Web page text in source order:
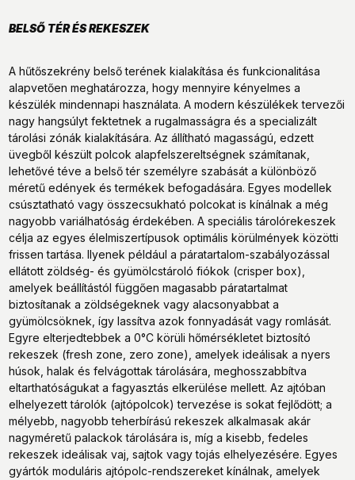
BELSŐ TÉR ÉS REKESZEK
A hűtőszekrény belső terének kialakítása és funkcionalitása
alapvetően meghatározza, hogy mennyire kényelmes a
készülék mindennapi használata. A modern készülékek tervezői
nagy hangsúlyt fektetnek a rugalmasságra és a specializált
tárolási zónák kialakítására. Az állítható magasságú, edzett
üvegből készült polcok alapfelszereltségnek számítanak,
lehetővé téve a belső tér személyre szabását a különböző
méretű edények és termékek befogadására. Egyes modellek
csúsztatható vagy összecsukható polcokat is kínálnak a még
nagyobb variálhatóság érdekében. A speciális tárolórekeszek
célja az egyes élelmiszertípusok optimális körülmények közötti
frissen tartása. Ilyenek például a páratartalom-szabályozással
ellátott zöldség- és gyümölcstároló fiókok (crisper box),
amelyek beállítástól függően magasabb páratartalmat
biztosítanak a zöldségeknek vagy alacsonyabbat a
gyümölcsöknek, így lassítva azok fonnyadását vagy romlását.
Egyre elterjedtebbek a 0°C körüli hőmérsékletet biztosító
rekeszek (fresh zone, zero zone), amelyek ideálisak a nyers
húsok, halak és felvágottak tárolására, meghosszabbítva
eltarthatóságukat a fagyasztás elkerülése mellett. Az ajtóban
elhelyezett tárolók (ajtópolcok) tervezése is sokat fejlődött; a
mélyebb, nagyobb teherbírású rekeszek alkalmasak akár
nagyméretű palackok tárolására is, míg a kisebb, fedeles
rekeszek ideálisak vaj, sajtok vagy tojás elhelyezésére. Egyes
gyártók moduláris ajtópolc-rendszereket kínálnak, amelyek